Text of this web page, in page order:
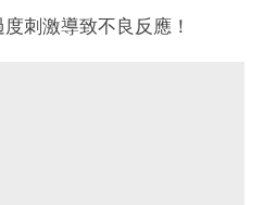
刺激導致不良反應！